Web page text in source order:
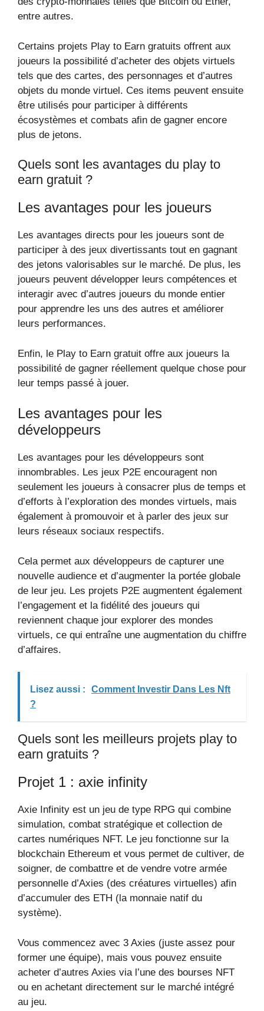
entre autres.
Certains projets Play to Earn gratuits offrent aux
joueurs la possibilité d’acheter des objets virtuels
tels que des cartes, des personnages et d’autres
objets du monde virtuel. Ces items peuvent ensuite
être utilisés pour participer à différents
écosystèmes et combats afin de gagner encore
plus de jetons.
Quels sont les avantages du play to
earn gratuit ?
Les avantages pour les joueurs
Les avantages directs pour les joueurs sont de
participer à des jeux divertissants tout en gagnant
des jetons valorisables sur le marché. De plus, les
joueurs peuvent développer leurs compétences et
interagir avec d’autres joueurs du monde entier
pour apprendre les uns des autres et améliorer
leurs performances.
Enfin, le Play to Earn gratuit offre aux joueurs la
possibilité de gagner réellement quelque chose pour
leur temps passé à jouer.
Les avantages pour les
développeurs
Les avantages pour les développeurs sont
innombrables. Les jeux P2E encouragent non
seulement les joueurs à consacrer plus de temps et
d’efforts à l’exploration des mondes virtuels, mais
également à promouvoir et à parler des jeux sur
leurs réseaux sociaux respectifs.
Cela permet aux développeurs de capturer une
nouvelle audience et d’augmenter la portée globale
de leur jeu. Les projets P2E augmentent également
l’engagement et la fidélité des joueurs qui
reviennent chaque jour explorer des mondes
virtuels, ce qui entraîne une augmentation du chiffre
d’affaires.
Lisez aussi :
Comment Investir Dans Les Nft
?
Quels sont les meilleurs projets play to
earn gratuits ?
Projet 1 : axie infinity
Axie Infinity est un jeu de type RPG qui combine
simulation, combat stratégique et collection de
cartes numériques NFT. Le jeu fonctionne sur la
blockchain Ethereum et vous permet de cultiver, de
soigner, de combattre et de vendre votre armée
personnelle d’Axies (des créatures virtuelles) afin
d’accumuler des ETH (la monnaie natif du
système).
Vous commencez avec 3 Axies (juste assez pour
former une équipe), mais vous pouvez ensuite
acheter d’autres Axies via l’une des bourses NFT
ou en achetant directement sur le marché intégré
au jeu.